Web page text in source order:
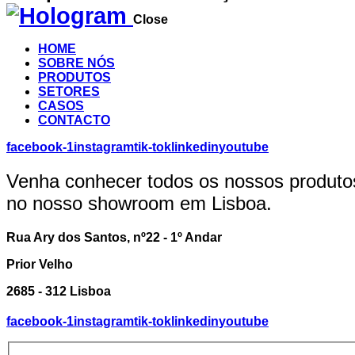
Close
HOME
SOBRE NÓS
PRODUTOS
SETORES
CASOS
CONTACTO
facebook-1instagramtik-tok linkedinyoutube
Venha conhecer todos os nossos
no nosso showroom em Lisboa.
Rua Ary dos Santos, nº22 - 1º Andar
Prior Velho
2685 - 312 Lisboa
facebook-1instagramtik-tok linkedinyoutube